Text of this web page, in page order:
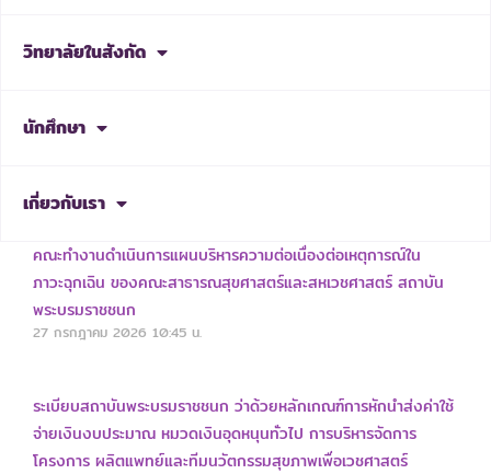
วิทยาลัยในสังกัด
นักศึกษา
เกี่ยวกับเรา
NEWS & ACTIVITIES
คณะทำงานดำเนินการแผนบริหารความต่อเนื่องต่อเหตุการณ์ใน
ภาวะฉุกเฉิน ของคณะสาธารณสุขศาสตร์และสหเวชศาสตร์ สถาบัน
พระบรมราชชนก
27 กรกฎาคม 2026 10:45 น.
ระเบียบสถาบันพระบรมราชชนก ว่าด้วยหลักเกณฑ์การหักนำส่งค่าใช้
จ่ายเงินงบประมาณ หมวดเงินอุดหนุนทั่วไป การบริหารจัดการ
โครงการ ผลิตแพทย์และทีมนวัตกรรมสุขภาพเพื่อเวชศาสตร์